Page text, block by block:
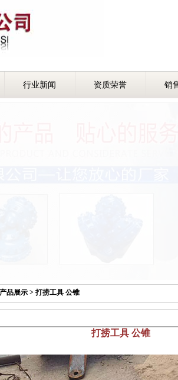
行业新闻 资质荣誉 销
产品展示> 打捞工具 公锥
打捞工具 公锥